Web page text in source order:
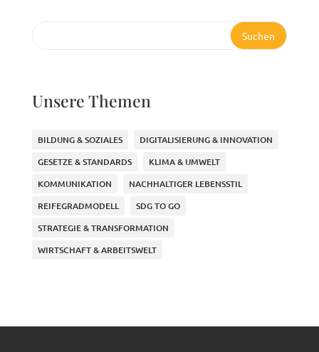
Suchen
Unsere Themen
BILDUNG & SOZIALES
DIGITALISIERUNG & INNOVATION
GESETZE & STANDARDS
KLIMA & UMWELT
KOMMUNIKATION
NACHHALTIGER LEBENSSTIL
REIFEGRADMODELL
SDG TO GO
STRATEGIE & TRANSFORMATION
WIRTSCHAFT & ARBEITSWELT